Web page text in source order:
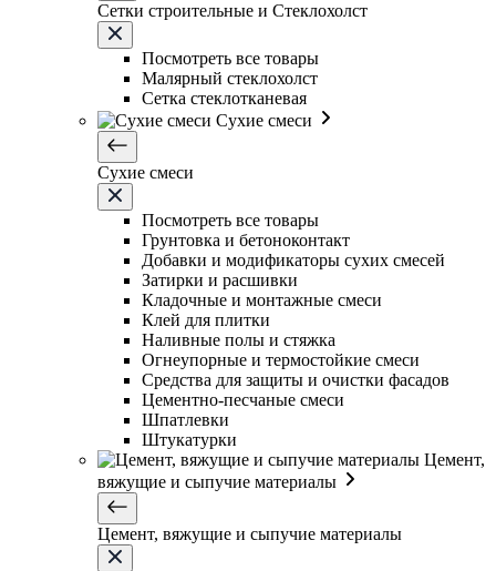
Сетки строительные и Стеклохолст
Посмотреть все товары
Малярный стеклохолст
Сетка стеклотканевая
Сухие смеси
Сухие смеси
Посмотреть все товары
Грунтовка и бетоноконтакт
Добавки и модификаторы сухих смесей
Затирки и расшивки
Кладочные и монтажные смеси
Клей для плитки
Наливные полы и стяжка
Огнеупорные и термостойкие смеси
Средства для защиты и очистки фасадов
Цементно-песчаные смеси
Шпатлевки
Штукатурки
Цемент,
вяжущие и сыпучие материалы
Цемент, вяжущие и сыпучие материалы